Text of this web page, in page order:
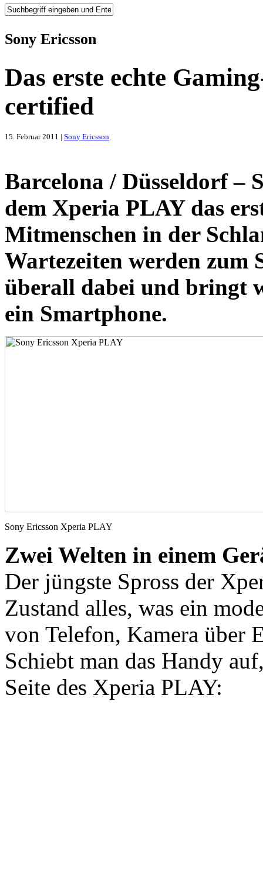
Sony Ericsson
Das erste echte
certified
15. Februar 2011 | Sony Ericsson
Barcelona / Düsseldorf –
dem Xperia PLAY das
Mitmenschen in der
Wartezeiten werden zum
überall dabei und bringt
ein Smartphone.
Sony Ericsson Xperia PLAY
Zwei Welten in einem
Der jüngste Spross der
Zustand alles, was ein
von Telefon, Kamera über
Schiebt man das Handy
Seite des Xperia PLAY: